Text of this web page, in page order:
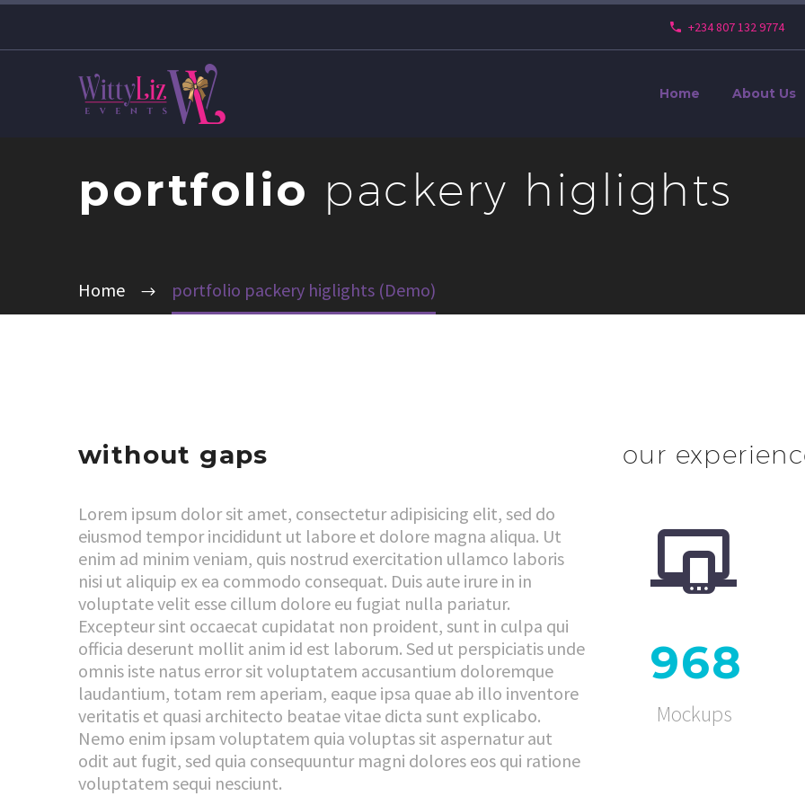
+234 807 132 9774
Home About Us
portfolio packery higlights
Home portfolio packery higlights (Demo)
without gaps
Lorem ipsum dolor sit amet, consectetur adipisicing elit, sed do
eiusmod tempor incididunt ut labore et dolore magna aliqua. Ut
enim ad minim veniam, quis nostrud exercitation ullamco laboris
nisi ut aliquip ex ea commodo consequat. Duis aute irure in in
voluptate velit esse cillum dolore eu fugiat nulla pariatur.
Excepteur sint occaecat cupidatat non proident, sunt in culpa qui
officia deserunt mollit anim id est laborum. Sed ut perspiciatis unde
omnis iste natus error sit voluptatem accusantium doloremque
laudantium, totam rem aperiam, eaque ipsa quae ab illo inventore
veritatis et quasi architecto beatae vitae dicta sunt explicabo.
Nemo enim ipsam voluptatem quia voluptas sit aspernatur aut
odit aut fugit, sed quia consequuntur magni dolores eos qui ratione
voluptatem sequi nesciunt.
our


968
Mockups